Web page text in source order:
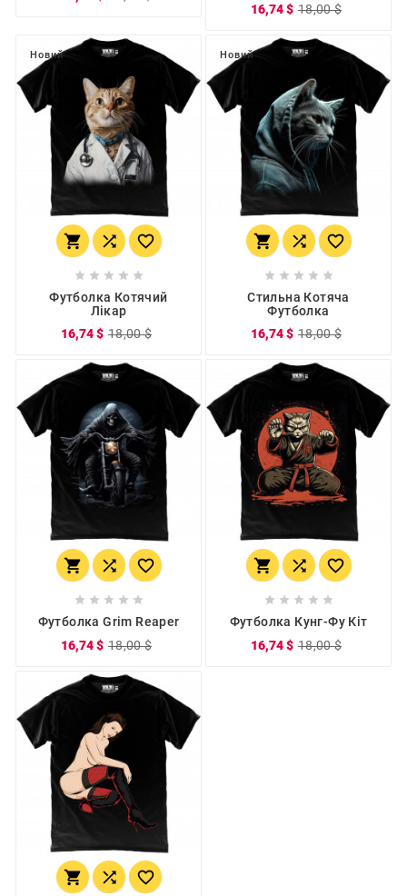
16,74 $ 18,00 $
Новий
  
    
Футболка Котячий
Лікар
16,74 $ 18,00 $
Новий
  
    
Стильна Котяча
Футболка
16,74 $ 18,00 $
  
    
Футболка Grim Reaper
16,74 $ 18,00 $
  
    
Футболка Кунг-Фу Кіт
16,74 $ 18,00 $
  